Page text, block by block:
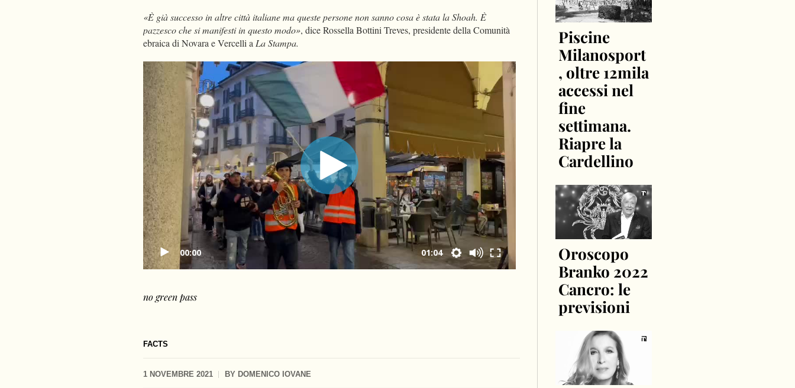
FACTS
1 NOVEMBRE 2021 BY DOMENICO IOVANE
«È già successo in altre città italiane ma queste persone non sanno cosa è stata la Shoah. È
pazzesco che si manifesti in questo modo», dice Rossella Bottini Treves, presidente della Comunità
ebraica di Novara e Vercelli a La Stampa.
00:00 01:04
no green pass
Piscine
Milanosport
, oltre 12mila
accessi nel
fine
settimana.
Riapre la
Cardellino
Oroscopo
Branko 2022
Cancro: le
previsioni